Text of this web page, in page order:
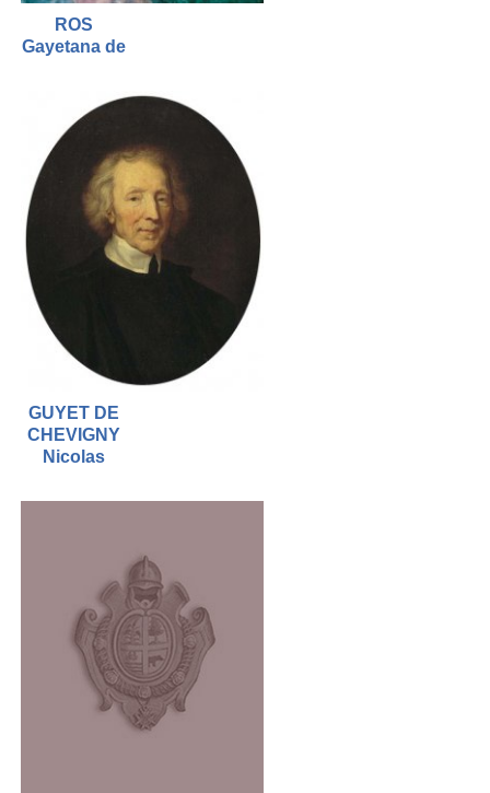
ROS
Gayetana de
GUYET DE
CHEVIGNY
Nicolas